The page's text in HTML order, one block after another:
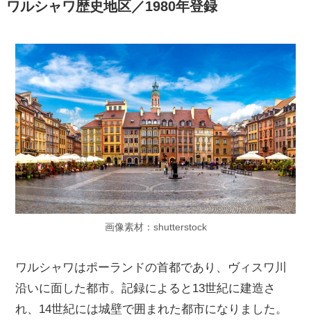
ワルシャワ歴史地区／1980年登録
画像素材：shutterstock
ワルシャワはポーランドの首都であり、ヴィスワ川
沿いに面した都市。記録によると13世紀に建造さ
れ、14世紀には城壁で囲まれた都市になりました。